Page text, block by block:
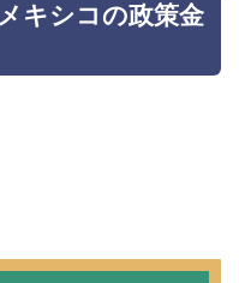
キシコの政策金